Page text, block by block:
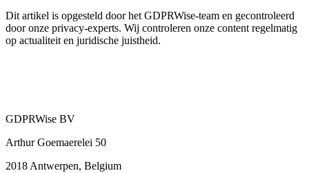
Dit artikel is opgesteld door het GDPRWise-team en gecontroleerd
door onze privacy-experts. Wij controleren onze content regelmatig
op actualiteit en juridische juistheid.
GDPRWise BV
Arthur Goemaerelei 50
2018 Antwerpen, Belgium